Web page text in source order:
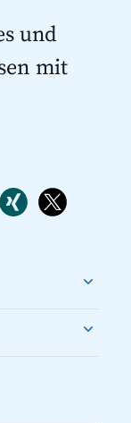
und
mit